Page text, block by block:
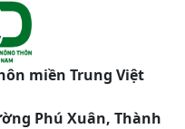
miền Trung Việt
Phú Xuân, Thành